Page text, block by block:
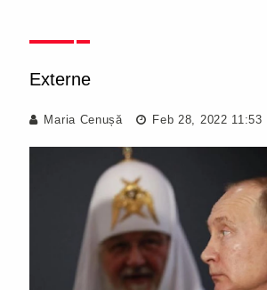
Externe
Maria Cenușă Feb 28, 2022 11:53